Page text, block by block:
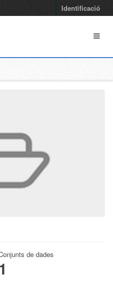
Identificació
de dades
1